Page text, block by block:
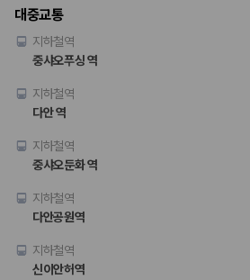
경차·소형차
혼자 또는 2인 여행에 적합하며 제주
가 가장 먼저 비교하는 차종입니다.
준중형·중형차
종입니다.
량 연식을 함께 비교하는 것이 좋습니다.
승합차·대형차
험 조건을 함께 확인해야 합니다.
제주렌트카 보험까지 비교해
니다
대중교통
지하철역
중샤오푸싱 역
지하철역
다안 역
지하철역
중샤오둔화 역
지하철역
다안공원역
지하철역
신이안허역